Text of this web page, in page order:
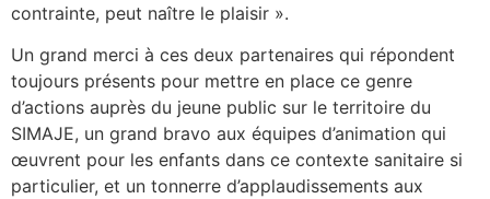
contrainte, peut naître le plaisir ».
Un grand merci à ces deux partenaires qui répondent
toujours présents pour mettre en place ce genre
d’actions auprès du jeune public sur le territoire du
SIMAJE, un grand bravo aux équipes d’animation qui
œuvrent pour les enfants dans ce contexte sanitaire si
particulier, et un tonnerre d’applaudissements aux